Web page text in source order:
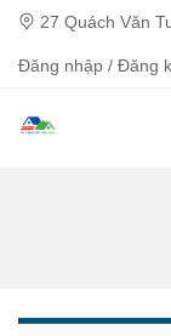
27 Quách Văn
Đăng nhập / Đăng